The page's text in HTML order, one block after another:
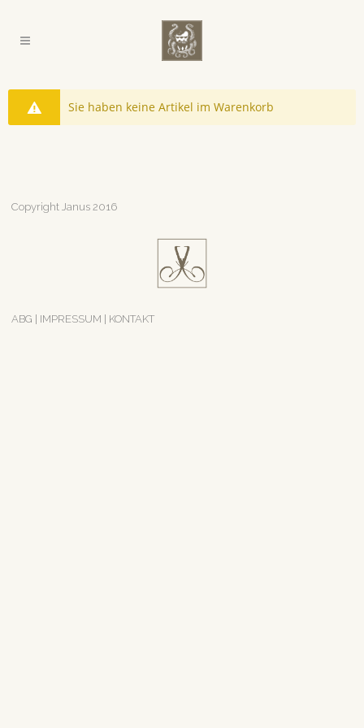
Sie haben keine Artikel im Warenkorb
Copyright Janus 2016
ABG IMPRESSUM KONTAKT